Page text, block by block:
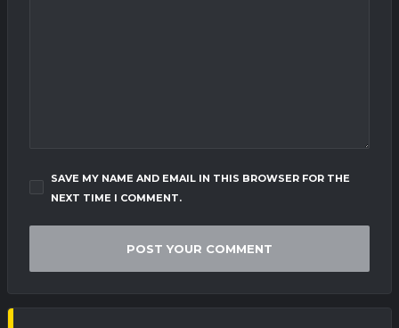
SAVE MY NAME AND EMAIL IN THIS BROWSER FOR THE
NEXT TIME I COMMENT.